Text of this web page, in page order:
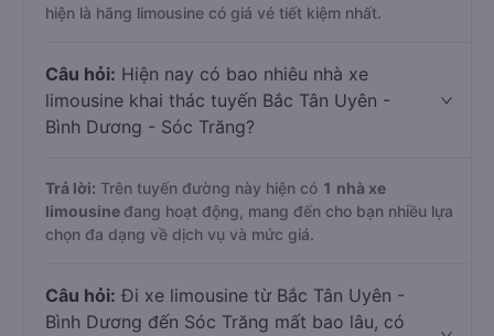
hiện là hãng limousine có giá vé tiết kiệm nhất.
Câu hỏi: Hiện nay có bao nhiêu nhà xe
limousine khai thác tuyến Bắc Tân Uyên -
Bình Dương - Sóc Trăng?
Trả lời: Trên tuyến đường này hiện có 1 nhà xe
limousine đang hoạt động, mang đến cho bạn nhiều lựa
chọn đa dạng về dịch vụ và mức giá.
Câu hỏi: Đi xe limousine từ Bắc Tân Uyên -
Bình Dương đến Sóc Trăng mất bao lâu, có